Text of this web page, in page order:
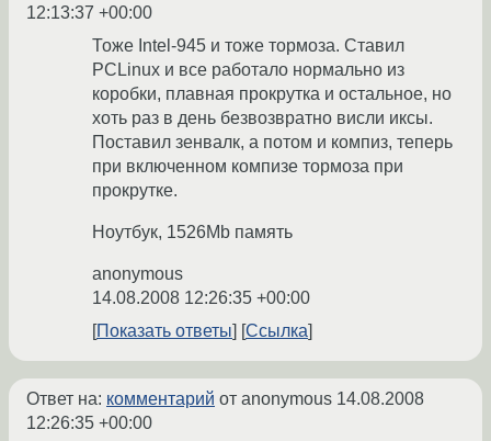
12:13:37 +00:00
Тоже Intel-945 и тоже тормоза. Ставил
PCLinux и все работало нормально из
коробки, плавная прокрутка и остальное, но
хоть раз в день безвозвратно висли иксы.
Поставил зенвалк, а потом и компиз, теперь
при включенном компизе тормоза при
прокрутке.
Ноутбук, 1526Mb память
anonymous
14.08.2008 12:26:35 +00:00
Показать ответы
Ссылка
Ответ на: комментарий от anonymous 14.08.2008
12:26:35 +00:00